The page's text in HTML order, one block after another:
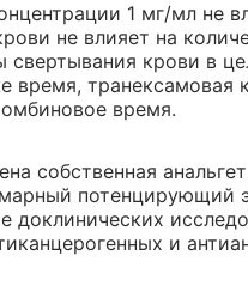
1 мг/мл не
не влияет на
крови в
время, транексамовая
время.
собственная
потенцирующий
доклинических
и